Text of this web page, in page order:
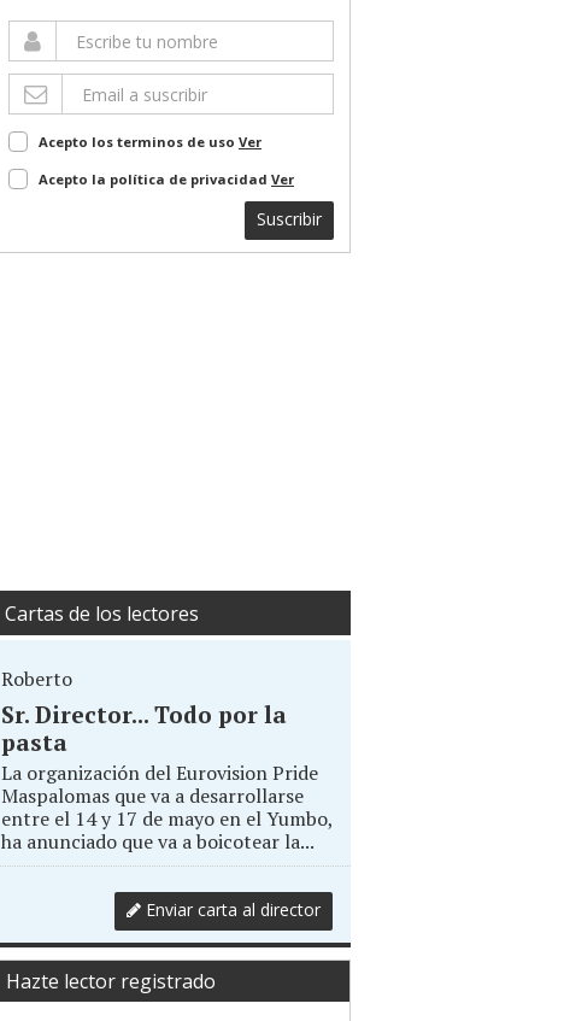
Acepto los terminos de uso Ver
Acepto la política de privacidad Ver
Suscribir
Cartas de los lectores
Roberto
Sr. Director... Todo por la
pasta
La organización del Eurovision Pride
Maspalomas que va a desarrollarse
entre el 14 y 17 de mayo en el Yumbo,
ha anunciado que va a boicotear la...
Enviar carta al director
Hazte lector registrado